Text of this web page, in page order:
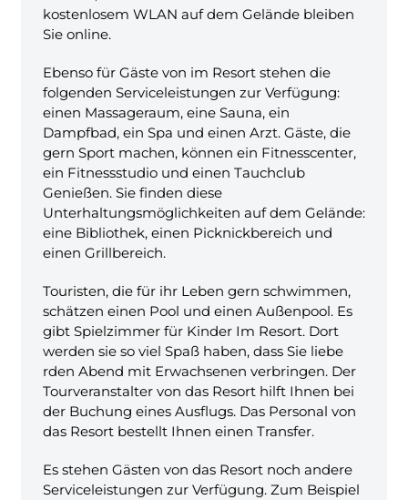
kostenlosem WLAN auf dem Gelände bleiben
Sie online.
Ebenso für Gäste von im Resort stehen die
folgenden Serviceleistungen zur Verfügung:
einen Massageraum, eine Sauna, ein
Dampfbad, ein Spa und einen Arzt. Gäste, die
gern Sport machen, können ein Fitnesscenter,
ein Fitnessstudio und einen Tauchclub
Genießen. Sie finden diese
Unterhaltungsmöglichkeiten auf dem Gelände:
eine Bibliothek, einen Picknickbereich und
einen Grillbereich.
Touristen, die für ihr Leben gern schwimmen,
schätzen einen Pool und einen Außenpool. Es
gibt Spielzimmer für Kinder Im Resort. Dort
werden sie so viel Spaß haben, dass Sie liebe
rden Abend mit Erwachsenen verbringen. Der
Tourveranstalter von das Resort hilft Ihnen bei
der Buchung eines Ausflugs. Das Personal von
das Resort bestellt Ihnen einen Transfer.
Es stehen Gästen von das Resort noch andere
Serviceleistungen zur Verfügung. Zum Beispiel